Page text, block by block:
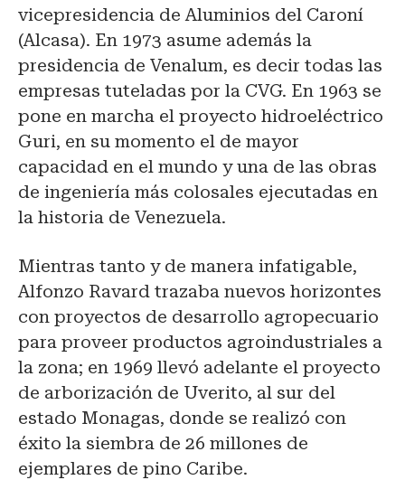
vicepresidencia de Aluminios del Caroní
(Alcasa). En 1973 asume además la
presidencia de Venalum, es decir todas las
empresas tuteladas por la CVG. En 1963 se
pone en marcha el proyecto hidroeléctrico
Guri, en su momento el de mayor
capacidad en el mundo y una de las obras
de ingeniería más colosales ejecutadas en
la historia de Venezuela.
Mientras tanto y de manera infatigable,
Alfonzo Ravard trazaba nuevos horizontes
con proyectos de desarrollo agropecuario
para proveer productos agroindustriales a
la zona; en 1969 llevó adelante el proyecto
de arborización de Uverito, al sur del
estado Monagas, donde se realizó con
éxito la siembra de 26 millones de
ejemplares de pino Caribe.